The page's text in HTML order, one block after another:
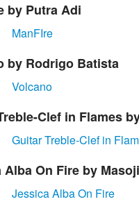
by Putra Adi
by Rodrigo Batista
Clef in Flames
Alba On Fire by